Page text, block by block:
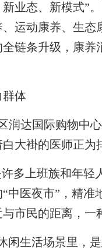
业态、新模式”
运动康养、生
链条升级，康养
体
达国际购物中心
大褂的医师正为
上班族和年轻
中医夜市”，精
市民的距离，一
生活场景里，是